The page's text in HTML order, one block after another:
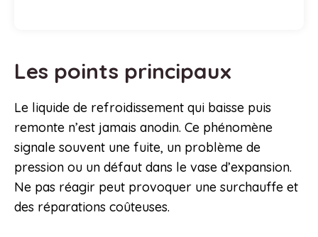
Les points principaux
Le liquide de refroidissement qui baisse puis
remonte n’est jamais anodin. Ce phénomène
signale souvent une fuite, un problème de
pression ou un défaut dans le vase d’expansion.
Ne pas réagir peut provoquer une surchauffe et
des réparations coûteuses.